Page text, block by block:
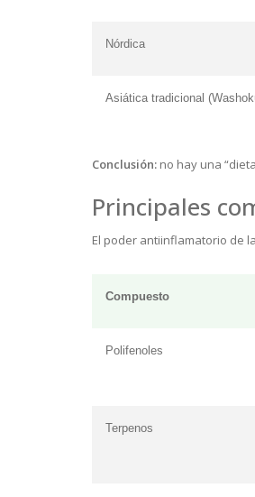
Nórdica
Asiática tradicional
Conclusión: no hay una
Principales
El poder antiinflamatorio de
Compuesto
Polifenoles
Terpenos